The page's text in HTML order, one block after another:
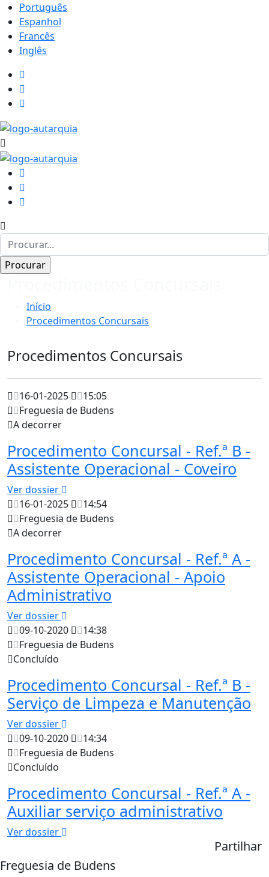
Português
Espanhol
Francês
Inglês
Início
Procedimentos Concursais
Procedimentos Concursais
16-01-2025
15:05
Freguesia de Budens
A decorrer
Procedimento Concursal - Ref.ª B -
Assistente Operacional - Coveiro
Ver dossier
16-01-2025
14:54
Freguesia de Budens
A decorrer
Procedimento Concursal - Ref.ª A -
Assistente Operacional - Apoio
Administrativo
Ver dossier
09-10-2020
14:38
Freguesia de Budens
Concluído
Procedimento Concursal - Ref.ª B -
Serviço de Limpeza e Manutenção
Ver dossier
09-10-2020
14:34
Freguesia de Budens
Concluído
Procedimento Concursal - Ref.ª A -
Auxiliar serviço administrativo
Ver dossier
Partilhar
Freguesia de Budens